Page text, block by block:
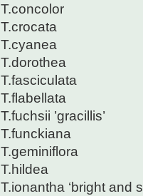
T.concolor
T.crocata
T.cyanea
T.dorothea
T.fasciculata
T.flabellata
T.fuchsii ’gracillis’
T.funckiana
T.geminiflora
T.hildea
T.ionantha ‘bright and